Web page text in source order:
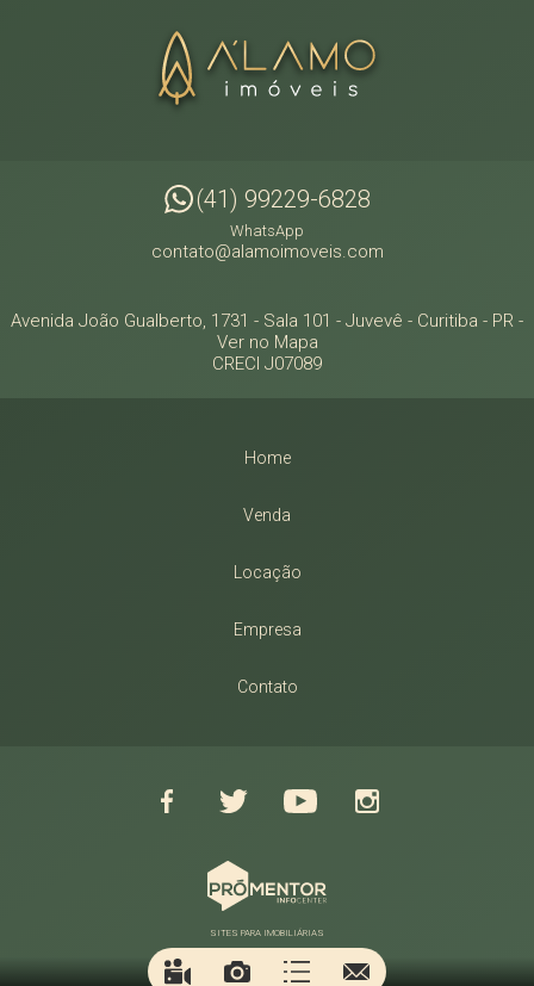
(41) 99229-6828
WhatsApp
contato@alamoimoveis.com
Avenida João Gualberto, 1731 - Sala 101 - Juvevê - Curitiba - PR -
Ver no Mapa
CRECI J07089
Home
Venda
Locação
Empresa
Contato
SITES PARA IMOBILIÁRIAS